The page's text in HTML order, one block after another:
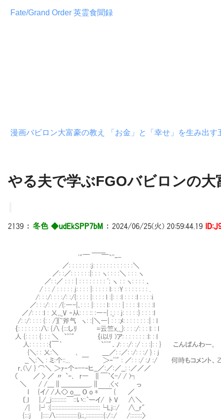
Fate/Grand Order 英霊食聞録
漫画バビロン大富豪の教え 「お金」と「幸せ」を生み出す
やる夫で学ぶFGOバビロンの大
2139 ： 冬色 ◆udEkSPP7bM ： 2024/06/25(火) 20:59:44.19
'"￣ ￣`''ｰ-
／: : : : : : :j: : : : : : : : : : : :＼
／: :／: : : : : :|: : : ヽ: : : :＼ : : : ヽ
／: :／ : : : | : : : : : : : : ﾞ; ヽ : : ヽ: : : : 、
/ : : / : : : : : j: : : : |: : : : : l: : :Y : : : : : : : .
/: : :/: : : :/: :/{: : : : |: : : : l :|: : :l : : : :l : : : :i
／: : :/: : : /{:―-|､: : : |: : : : l: : : : | : : : :l : : : :l
／/: : : :l : 乂,,_V ‐从: : : :: :―-| ;_: : j: : : : :} : : : :l
/: :/: : : : {: : /]{~斧气 ヽ: :|＼―| : : :ﾒ: : : : : : : :| : l
｛: : : : : : :八: {八 {:::しﾘ =云竺x,,_}: : : :/: : : l: : l
人 {: : : : {: : : ＼ `'''" ｛i以ﾘ )ア: : : : : : : :l: : l
人: : : : : :｛￣｀ `'''"．ﾉ: : :/: :/ : : :|: : } こんぱんわー。
{＼: : 乂:＼ ､ ＿／: :／: :/: : :/ } : j
__＼:＼ : ミ:个::... ￣ ＞‐''" : ／: : :/ :ﾉ :/ 何時もコメント、乙あ
r､(∨ } ⌒＼ ＞ｧ‐个ｰ--‐ヒ__／:／:／__: :／／／
（ ／ > ／ 〃 `ｰ､ r― ∥￣`く-/ / )┐
＼ / /＿∥＿＿＿＿_.∥ .<ヾ っ
l {イ/ /人<> o＿ O o *￣￣ { ／
〔,l |./__j::::::::::￣::い::`ーイ/ ﾄ V ∧＼
/| |┘:{:::::::::::::::::::::::::::::::::└Lj::/ ∧__r"
{:::j |::::八:::::::::::::::{i;;,::::::::::::{:/::/ /::::::::〉